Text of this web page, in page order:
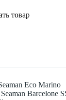
товар
Eco Marino
Barcelone